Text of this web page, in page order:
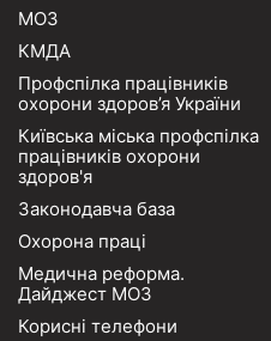
МОЗ
КМДА
Профспілка працівників
охорони здоров’я України
Київська міська профспілка
працівників охорони
здоров'я
Законодавча база
Охорона праці
Медична реформа.
Дайджест МОЗ
Корисні телефони